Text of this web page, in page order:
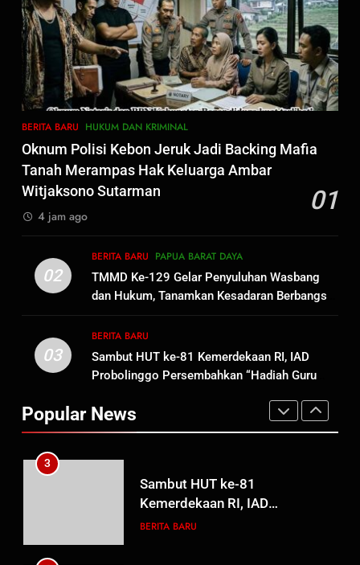
BERITA BARU HUKUM DAN KRIMINAL
Oknum Polisi Kebon Jeruk Jadi Backing Mafia
Tanah Merampas Hak Keluarga Ambar
Witjaksono Sutarman
01
4 jam ago
02
BERITA BARU PAPUA BARAT DAYA
TMMD Ke-129 Gelar Penyuluhan Wasbang
dan Hukum, Tanamkan Kesadaran Berbangsa
serta Taat Aturan di Kampung Sesor
03
BERITA BARU
Sambut HUT ke-81 Kemerdekaan RI, IAD
Probolinggo Persembahkan “Hadiah Guru
Guru Non-ASN sebagai Pahlawan Bangsa
Popular News
Teminabuan
Polres Pasuruan Nonjobkan
Anggota Reskrim Polsek Beji,
Wujud Komitmen Transparansi
BERITA BARU
8
Dansatgas TMMD dan Ketua
Persit Hadirkan Kebahagiaan
bagi Mama-Mama dan Anak-
Oknum Polisi Kebon Jeruk Jadi
Backing Mafia Tanah Merampas
Sutarman
BERITA BARU HUKUM DAN KRIMINAL
2
TMMD Ke-129 Gelar Penyuluhan
Wasbang dan Hukum,
Tanamkan Kesadaran
Berbangsa serta Taat Aturan di
PAPUA BARAT DAYA
3
Sambut HUT ke-81
Kemerdekaan RI, IAD
Probolinggo Persembahkan
BERITA BARU